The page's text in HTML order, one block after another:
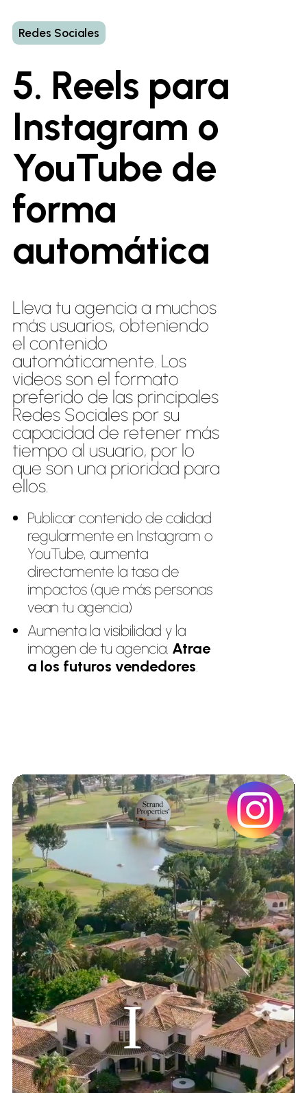
Redes Sociales
5. Reels para
Instagram o
YouTube de
forma
automática
Lleva tu agencia a muchos
más usuarios, obteniendo
el contenido
automáticamente. Los
videos son el formato
preferido de las principales
Redes Sociales por su
capacidad de retener más
tiempo al usuario, por lo
que son una prioridad para
ellos.
Publicar contenido de calidad
regularmente en Instagram o
YouTube, aumenta
directamente la tasa de
impactos (que más personas
vean tu agencia)
Aumenta la visibilidad y la
imagen de tu agencia. Atrae
a los futuros vendedores.